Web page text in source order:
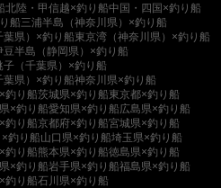
北陸・甲信越×釣り船中国・四国×釣り船
船三浦半島（神奈川県）×釣り船
葉県）×釣り船東京湾（神奈川県）×釣り船
豆半島（静岡県）×釣り船
子（千葉県）×釣り船
葉県）×釣り船神奈川県×釣り船
釣り船茨城県×釣り船東京都×釣り船
×釣り船愛知県×釣り船広島県×釣り船
釣り船京都府×釣り船宮城県×釣り船
釣り船山口県×釣り船埼玉県×釣り船
釣り船熊本県×釣り船徳島県×釣り船
×釣り船岩手県×釣り船福島県×釣り船
釣り船石川県×釣り船